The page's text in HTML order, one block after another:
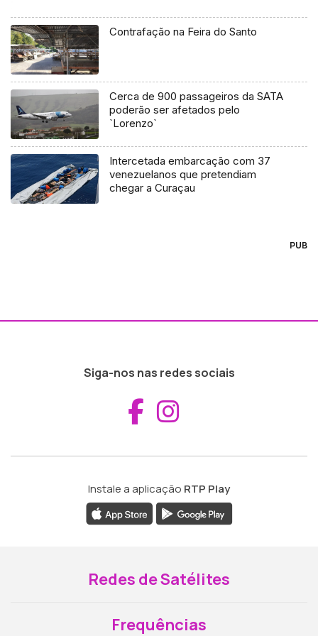
Contrafação na Feira do Santo
Cerca de 900 passageiros da SATA
poderão ser afetados pelo
`Lorenzo`
Intercetada embarcação com 37
venezuelanos que pretendiam
chegar a Curaçau
PUB
Siga-nos nas redes sociais
Aceder ao
Instale a aplicação RTP Play
Redes de Satélites
Frequências